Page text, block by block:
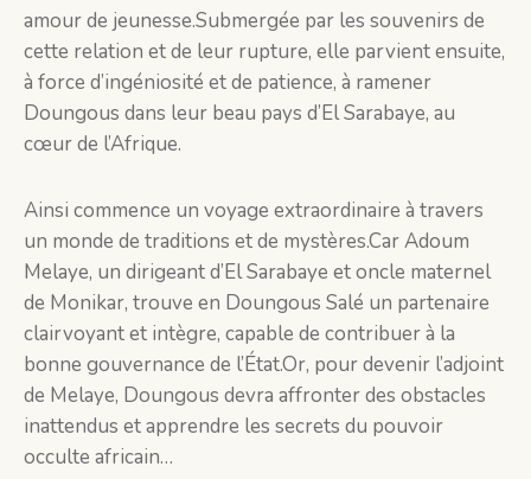
amour de jeunesse.Submergée par les souvenirs de
cette relation et de leur rupture, elle parvient ensuite,
à force d’ingéniosité et de patience, à ramener
Doungous dans leur beau pays d’El Sarabaye, au
cœur de l’Afrique.
Ainsi commence un voyage extraordinaire à travers
un monde de traditions et de mystères.Car Adoum
Melaye, un dirigeant d’El Sarabaye et oncle maternel
de Monikar, trouve en Doungous Salé un partenaire
clairvoyant et intègre, capable de contribuer à la
bonne gouvernance de l’État.Or, pour devenir l’adjoint
de Melaye, Doungous devra affronter des obstacles
inattendus et apprendre les secrets du pouvoir
occulte africain…